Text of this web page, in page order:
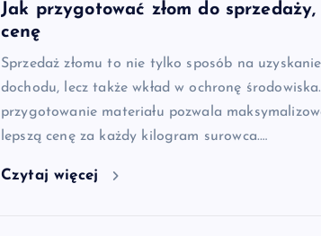
Jak przygotować złom do
cenę
Sprzedaż złomu to nie tylko sposób na
dochodu, lecz także wkład w ochronę
przygotowanie materiału pozwala
lepszą cenę za każdy kilogram surowca.…
Czytaj więcej